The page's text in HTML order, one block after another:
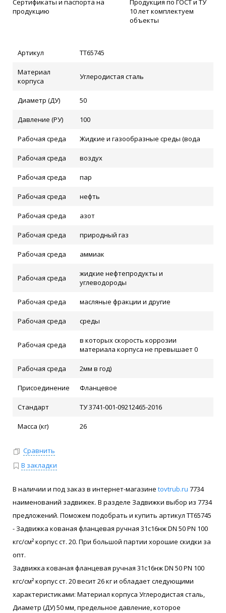
Сертификаты и паспорта на
продукцию
Продукция по ГОСТ и ТУ
10 лет комплектуем
объекты
Артикул ТТ65745
Материал
корпуса
Углеродистая сталь
Диаметр (ДУ) 50
Давление (РУ) 100
Рабочая среда Жидкие и газообразные среды (вода
Рабочая среда воздух
Рабочая среда пар
Рабочая среда нефть
Рабочая среда азот
Рабочая среда природный газ
Рабочая среда аммиак
Рабочая среда
жидкие нефтепродукты и
углеводороды
Рабочая среда масляные фракции и другие
Рабочая среда среды
Рабочая среда
в которых скорость коррозии
материала корпуса не превышает 0
Рабочая среда 2мм в год)
Присоединение Фланцевое
Стандарт ТУ 3741-001-09212465-2016
Масса (кг) 26
Сравнить
В закладки
В наличии и под заказ в интернет-магазине tovtrub.ru 7734
наименований задвижек. В разделе Задвижки выбор из 7734
предложений. Поможем подобрать и купить артикул ТТ65745
- Задвижка кованая фланцевая ручная 31с16нж DN 50 PN 100
кгс/см² корпус ст. 20. При большой партии хорошие скидки за
опт.
Задвижка кованая фланцевая ручная 31с16нж DN 50 PN 100
кгс/см² корпус ст. 20 весит 26 кг и обладает следующими
характеристиками: Материал корпуса Углеродистая сталь,
Диаметр (ДУ) 50 мм, предельное давление, которое